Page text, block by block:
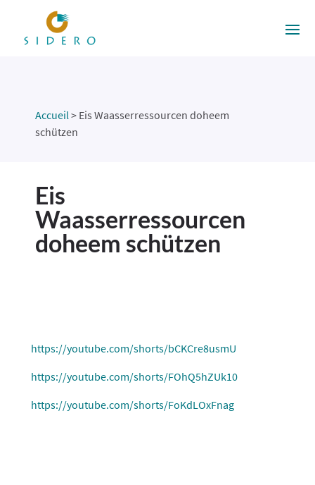
Accueil> Eis Waasserressourcen doheem
schützen
Eis
Waasserressourcen
doheem schützen
https://youtube.com/shorts/bCKCre8usmU
https://youtube.com/shorts/FOhQ5hZUk10
https://youtube.com/shorts/FoKdLOxFnag